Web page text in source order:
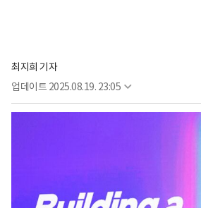
최지희 기자
업데이트 2025.08.19. 23:05